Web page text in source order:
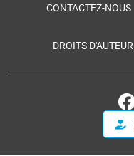
CONTACTEZ-NOUS
DROITS D'AUTEUR